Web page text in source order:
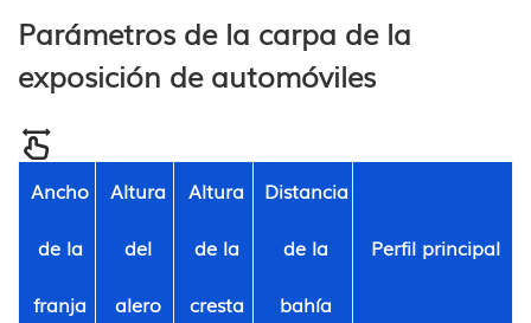
Parámetros de la carpa de la
exposición de automóviles
Ancho
de la
franja
Altura
del
alero
Altura
de la
cresta
Distancia
de la
bahía
Perfil principal